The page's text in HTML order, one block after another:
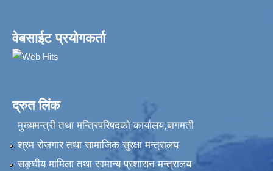
वेबसाईट प्रयोगकर्ता
द्रुत लिंक
मुख्यमन्त्री तथा मन्त्रिपरिषदको कार्यालय,बागमती
श्रम रोजगार तथा सामाजिक सुरक्षा मन्त्रालय
सङ्‍घीय मामिला तथा सामान्य प्रशासन मन्त्रालय